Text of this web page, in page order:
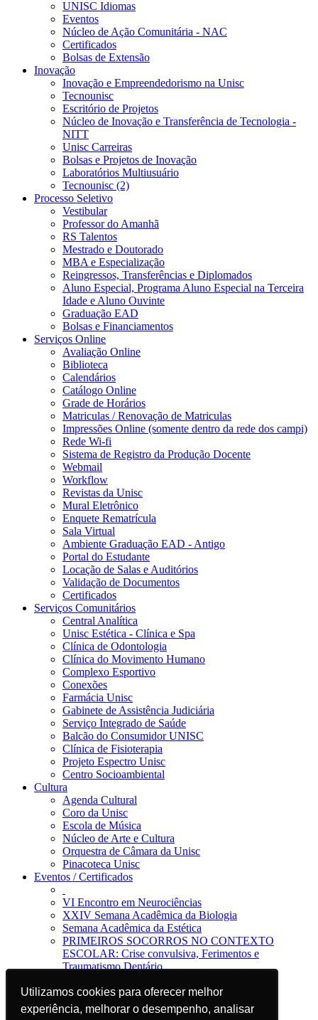
Utilizamos cookies para oferecer melhor
experiência, melhorar o desempenho, analisar
Utilizamos cookies para oferecer melhor
experiência, melhorar o desempenho, analisar
UNISC Idiomas
Eventos
Núcleo de Ação Comunitária - NAC
Certificados
Bolsas de Extensão
Inovação
Inovação e Empreendedorismo na Unisc
Tecnounisc
Escritório de Projetos
Núcleo de Inovação e Transferência de Tecnologia -
NITT
Unisc Carreiras
Bolsas e Projetos de Inovação
Laboratórios Multiusuário
Tecnounisc (2)
Processo Seletivo
Vestibular
Professor do Amanhã
RS Talentos
Mestrado e Doutorado
MBA e Especialização
Reingressos, Transferências e Diplomados
Aluno Especial, Programa Aluno Especial na Terceira
Idade e Aluno Ouvinte
Graduação EAD
Bolsas e Financiamentos
Serviços Online
Avaliação Online
Biblioteca
Calendários
Catálogo Online
Grade de Horários
Matriculas / Renovação de Matriculas
Impressões Online (somente dentro da rede dos campi)
Rede Wi-fi
Sistema de Registro da Produção Docente
Webmail
Workflow
Revistas da Unisc
Mural Eletrônico
Enquete Rematrícula
Sala Virtual
Ambiente Graduação EAD - Antigo
Portal do Estudante
Locação de Salas e Auditórios
Validação de Documentos
Certificados
Serviços Comunitários
Central Analítica
Unisc Estética - Clínica e Spa
Clínica de Odontologia
Clínica do Movimento Humano
Complexo Esportivo
Conexões
Farmácia Unisc
Gabinete de Assistência Judiciária
Serviço Integrado de Saúde
Balcão do Consumidor UNISC
Clínica de Fisioterapia
Projeto Espectro Unisc
Centro Socioambiental
Cultura
Agenda Cultural
Coro da Unisc
Escola de Música
Núcleo de Arte e Cultura
Orquestra de Câmara da Unisc
Pinacoteca Unisc
Eventos / Certificados
VI Encontro em Neurociências
XXIV Semana Acadêmica da Biologia
Semana Acadêmica da Estética
PRIMEIROS SOCORROS NO CONTEXTO
ESCOLAR: Crise convulsiva, Ferimentos e
Traumatismo Dentário
Jornal da Unisc
Notícias
Imprensa